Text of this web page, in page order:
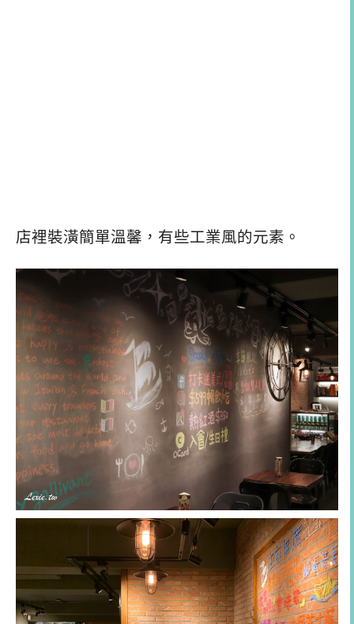
店裡裝潢簡單溫馨，有些工業風的元素。